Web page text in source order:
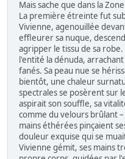
Mais sache que dans la
La première étreinte fut
Vivienne, agenouillée
effleurer sa nuque,
agripper le tissu de sa
l'entité la dénuda,
fanés. Sa peau nue se
bientôt, une chaleur
spectrales se posèrent sur
aspirait son souffle, sa
comme du velours brûlant
mains éthérées pinçaient
douleur exquise qui se
Vivienne gémit, ses mains